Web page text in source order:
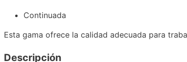
Continuada
Esta gama ofrece la calidad adecuada para
Descripción